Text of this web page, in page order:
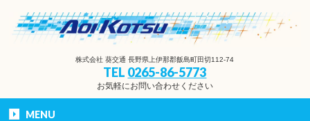
株式会社 葵交通 長野県上伊那郡飯島町田切112-74
TEL 0265-86-5773
お気軽にお問い合わせください
MENU